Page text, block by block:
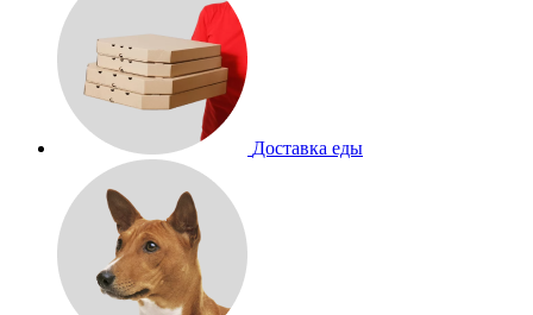
Доставка еды